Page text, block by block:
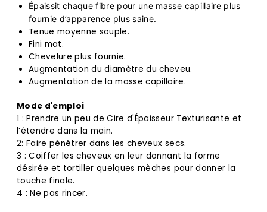
Épaissit chaque fibre pour une masse capillaire plus
fournie d’apparence plus saine.
Tenue moyenne souple.
Fini mat.
Chevelure plus fournie.
Augmentation du diamètre du cheveu.
Augmentation de la masse capillaire.
Mode d'emploi
1 : Prendre un peu de Cire d'Épaisseur Texturisante et
l’étendre dans la main.
2: Faire pénétrer dans les cheveux secs.
3 : Coiffer les cheveux en leur donnant la forme
désirée et tortiller quelques mèches pour donner la
touche finale.
4 : Ne pas rincer.